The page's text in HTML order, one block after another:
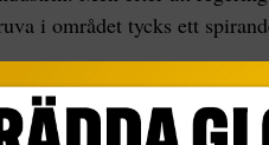
i området tycks ett
som bor i Newhaven, tror